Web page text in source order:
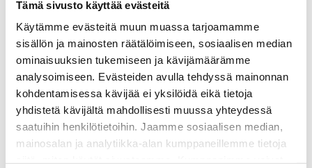
Tämä sivusto käyttää evästeitä
Käytämme evästeitä muun muassa tarjoamamme
sisällön ja mainosten räätälöimiseen, sosiaalisen median
ominaisuuksien tukemiseen ja kävijämäärämme
analysoimiseen. Evästeiden avulla tehdyssä mainonnan
kohdentamisessa kävijää ei yksilöidä eikä tietoja
yhdistetä kävijältä mahdollisesti muussa yhteydessä
saatuihin henkilötietoihin. Jaamme sosiaalisen median,
mainosalan ja analytiikka-alan kumppaneillemme tietoja
Vuokralainen solmii itse sähkösopimuksen.
Laajakaista
Vuokraan sisältyy 50 M laajakaistaliittymä. Voit hankkia
lisänopeutta etuhintaan ottamalla yhteyttä
operaattoriin Telia.
Lemmikit sallittu
Kyllä